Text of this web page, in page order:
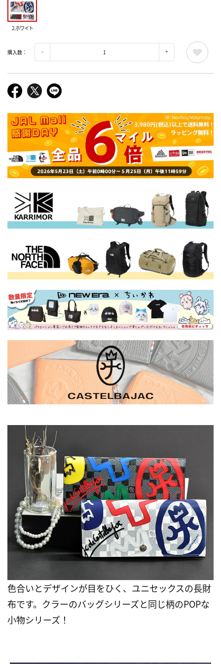
2.ホワイト
購入数：
色合いとデザインが目をひく、ユニセックスの長財
布です。クラーのバッグシリーズと同じ柄のPOPな
小物シリーズ！